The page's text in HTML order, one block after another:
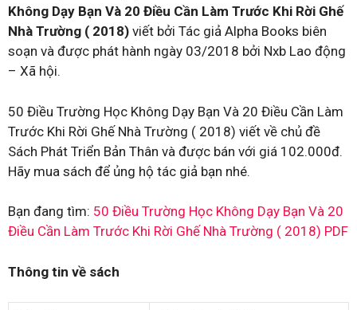
Không Dạy Bạn Và 20 Điều Cần Làm Trước Khi Rời Ghế
Nhà Trường ( 2018) viết bởi Tác giả Alpha Books biên
soạn và được phát hành ngày 03/2018 bởi Nxb Lao động
– Xã hội.
50 Điều Trường Học Không Dạy Bạn Và 20 Điều Cần Làm
Trước Khi Rời Ghế Nhà Trường ( 2018) viết về chủ đề
Sách Phát Triển Bản Thân và được bán với giá 102.000đ.
Hãy mua sách để ủng hộ tác giả bạn nhé.
Bạn đang tìm: 50 Điều Trường Học Không Dạy Bạn Và 20
Điều Cần Làm Trước Khi Rời Ghế Nhà Trường ( 2018) PDF
Thông tin về sách